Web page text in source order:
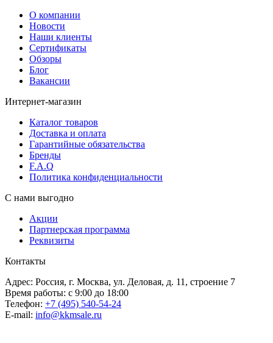
О компании
Новости
Наши клиенты
Сертификаты
Обзоры
Блог
Вакансии
Интернет-магазин
Каталог товаров
Доставка и оплата
Гарантийные обязательства
Бренды
F.A.Q
Политика конфиденциальности
С нами выгодно
Акции
Партнерская программа
Реквизиты
Контакты
Адрес: Россия, г. Москва, ул. Деловая, д. 11, строение 7
Время работы: с 9:00 до 18:00
Телефон: +7 (495) 540-54-24
E-mail: info@kkmsale.ru